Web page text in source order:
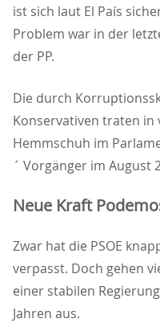
ist sich laut El País
Problem war in der
der PP.
Die durch
Konservativen traten in
Hemmschuh im
´ Vorgänger im August
Neue Kraft
Zwar hat die PSOE
verpasst. Doch gehen
einer stabilen
Jahren aus.